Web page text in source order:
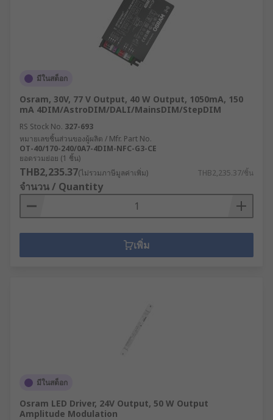
มีในสต็อก
Osram, 30V, 77 V Output, 40 W Output, 1050mA, 150
mA 4DIM/AstroDIM/DALI/MainsDIM/StepDIM
RS Stock No. 327-693
หมายเลขชิ้นส่วนของผู้ผลิต / Mfr. Part No.
OT-40/170-240/0A7-4DIM-NFC-G3-CE
ยอดรวมย่อย (1 ชิ้น)
THB2,235.37(ไม่รวมภาษีมูลค่าเพิ่ม) THB2,235.37/ชิ้น
จำนวน / Quantity
เพิ่ม
มีในสต็อก
Osram LED Driver, 24V Output, 50 W Output
Amplitude Modulation